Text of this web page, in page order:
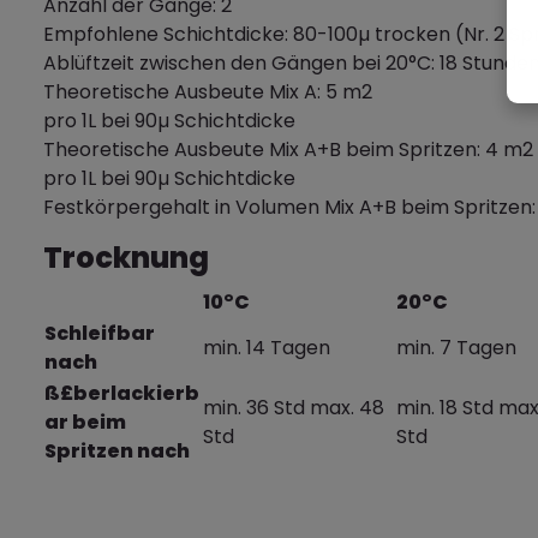
Empfohlene Schichtdicke: 80-100µ trocken (Nr. 2
Ablüftzeit zwischen den Gängen bei 20°C: 18
Theoretische Ausbeute Mix A: 5 m2
pro 1L bei 90µ Schichtdicke
Theoretische Ausbeute Mix A+B beim Spritzen: 4 m2
pro 1L bei 90µ Schichtdicke
Festkörpergehalt in Volumen Mix A+B beim Spritzen:
Trocknung
10°C 20°C
Schleifbar
nach
min. 14 Tagen min. 7 Tagen
ß£berlackierb
ar beim
Spritzen nach
min. 36 Std max. 48
Std
min. 18 Std
Std